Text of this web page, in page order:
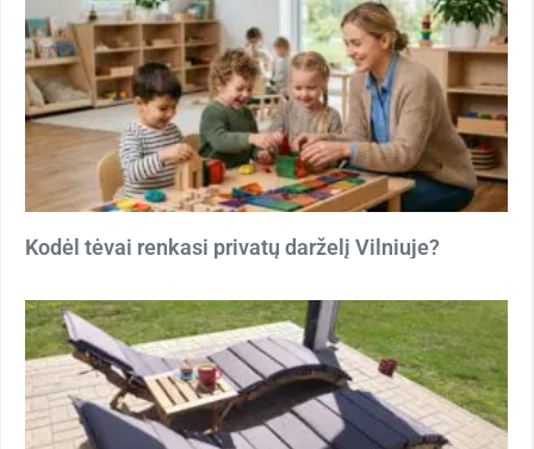
Kodėl tėvai renkasi privatų darželį Vilniuje?